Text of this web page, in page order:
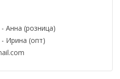
Анна (розница)
- Ирина (опт)